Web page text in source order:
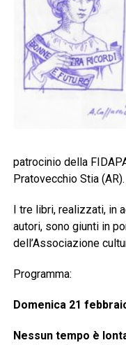
patrocinio della
Pratovecchio Stia (AR).
I tre libri, realizzati, in
autori, sono giunti in
dell’Associazione
Programma:
Domenica 21
Nessun tempo è